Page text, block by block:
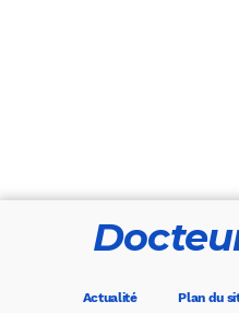
Actualité Plan du